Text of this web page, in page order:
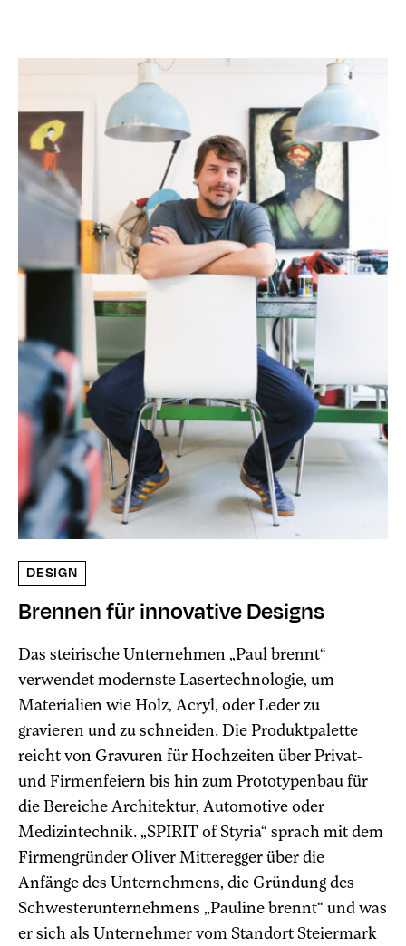
DESIGN
Brennen für innovative Designs
Das steirische Unternehmen „Paul brennt“
verwendet modernste Lasertechnologie, um
Materialien wie Holz, Acryl, oder Leder zu
gravieren und zu schneiden. Die Produktpalette
reicht von Gravuren für Hochzeiten über Privat-
und Firmenfeiern bis hin zum Prototypenbau für
die Bereiche Architektur, Automotive oder
Medizintechnik. „SPIRIT of Styria“ sprach mit dem
Firmengründer Oliver Mitteregger über die
Anfänge des Unternehmens, die Gründung des
Schwesterunternehmens „Pauline brennt“ und was
er sich als Unternehmer vom Standort Steiermark